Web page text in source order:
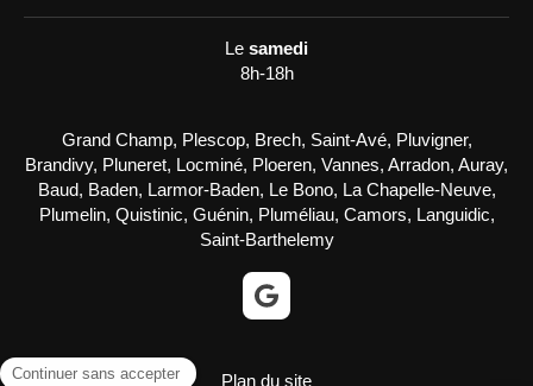
Le samedi
8h-18h
Grand Champ, Plescop, Brech, Saint-Avé, Pluvigner,
Brandivy, Pluneret, Locminé, Ploeren, Vannes, Arradon, Auray,
Baud, Baden, Larmor-Baden, Le Bono, La Chapelle-Neuve,
Plumelin, Quistinic, Guénin, Pluméliau, Camors, Languidic,
Saint-Barthelemy
Plan du site